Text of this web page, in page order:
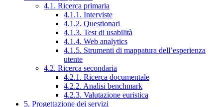
4.1. Ricerca primaria
4.1.1. Interviste
4.1.2. Questionari
4.1.3. Test di usabilità
4.1.4. Web analytics
4.1.5. Strumenti di mappatura dell’esperienza
utente
4.2. Ricerca secondaria
4.2.1. Ricerca documentale
4.2.2. Analisi benchmark
4.2.3. Valutazione euristica
5. Progettazione dei servizi